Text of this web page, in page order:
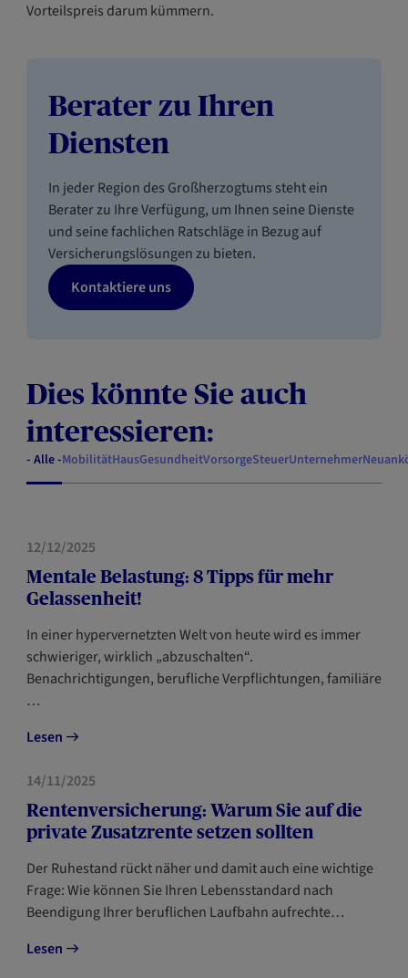
Vorteilspreis darum kümmern.
Berater zu Ihren
Diensten
In jeder Region des Großherzogtums steht ein
Berater zu Ihre Verfügung, um Ihnen seine Dienste
und seine fachlichen Ratschläge in Bezug auf
Versicherungslösungen zu bieten.
Kontaktiere uns
Dies könnte Sie auch
interessieren:
- Alle -MobilitätHausGesundheitVorsorgeSteuerUnternehmer
GESUNDHEIT
12/12/2025
Mentale Belastung: 8 Tipps für mehr
Gelassenheit!
In einer hypervernetzten Welt von heute wird es immer
schwieriger, wirklich „abzuschalten“.
Benachrichtigungen, berufliche Verpflichtungen, familiäre
…
Lesen
VORSORGE
14/11/2025
Rentenversicherung: Warum Sie auf die
private Zusatzrente setzen sollten
Der Ruhestand rückt näher und damit auch eine wichtige
Frage: Wie können Sie Ihren Lebensstandard nach
Beendigung Ihrer beruflichen Laufbahn aufrechte…
Lesen